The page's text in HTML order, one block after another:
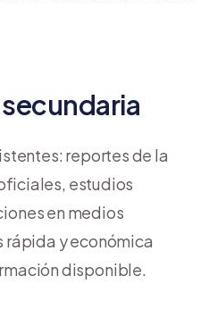
reportes de la
estudios
en medios
rápida y económica
disponible.